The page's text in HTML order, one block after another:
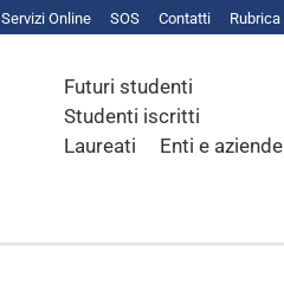
Servizi Online SOS Contatti Rubrica
Futuri studenti
Studenti iscritti
Laureati
Enti e aziende